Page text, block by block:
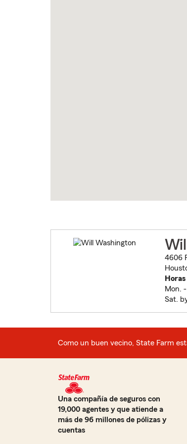
4606
Mon.
Sat.
Como un buen vecino, State Farm
Una compañía de seguros con
19,000 agentes y que atiende a
más de 96 millones de pólizas y
cuentas